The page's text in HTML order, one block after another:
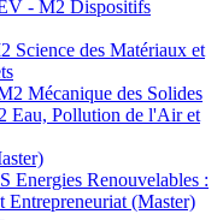
- M2 Dispositifs
Science des Matériaux et
Mécanique des Solides
Eau, Pollution de l'Air et
Energies Renouvelables :
Entrepreneuriat (Master)